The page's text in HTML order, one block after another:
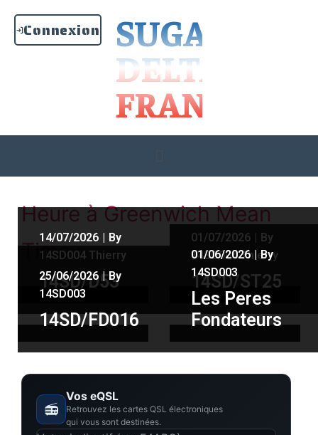
Connexion SUGAR
DELTA
FRANCE
Heure à Greenwich Mean
Time :
14/07/2026
By
14SD004 Thierry
14SD/D53
01/07/2026
By
14SD004 Thierry
14SD/ST25
25/06/2026 | By
14SD003
14SD/FD016
01/06/2026 | By
14SD003
Les Peres
Fondateurs
📻
Vos eQSL
Retrouvez les cartes QSL électroniques
qui vous sont destinées.